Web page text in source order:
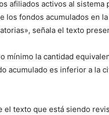
afiliados activos al
los fondos acumulados en
señala el texto
mínimo la cantidad
acumulado es inferior a la
el texto que está siendo